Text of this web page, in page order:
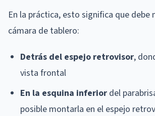
En la práctica, esto significa que debe
cámara de tablero:
Detrás del espejo retrovisor,
vista frontal
En la esquina inferior del
posible montarla en el espejo